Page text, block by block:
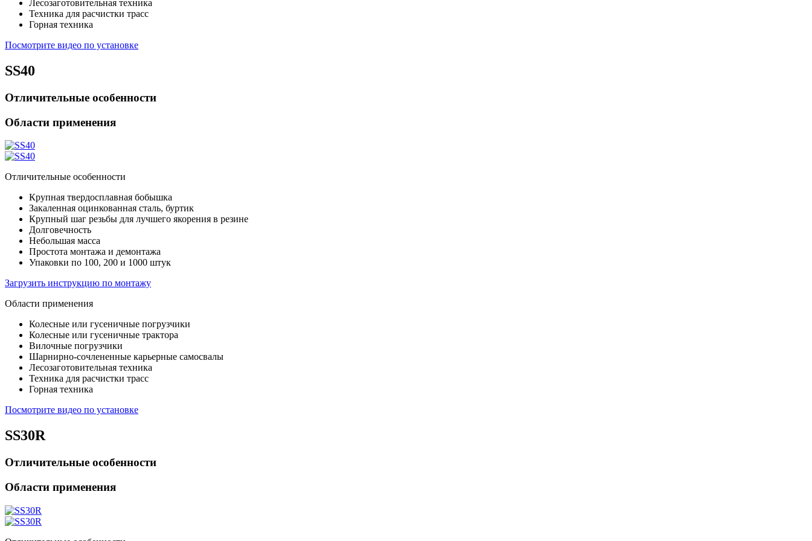
Лесозаготовительная техника
Техника для расчистки трасс
Горная техника
Посмотрите видео по установке
SS40
Отличительные особенности
Области применения
Отличительные особенности
Крупная твердосплавная бобышка
Закаленная оцинкованная сталь, буртик
Крупный шаг резьбы для лучшего якорения в резине
Долговечность
Небольшая масса
Простота монтажа и демонтажа
Упаковки по 100, 200 и 1000 штук
Загрузить инструкцию по монтажу
Области применения
Колесные или гусеничные погрузчики
Колесные или гусеничные трактора
Вилочные погрузчики
Шарнирно-сочлененные карьерные самосвалы
Лесозаготовительная техника
Техника для расчистки трасс
Горная техника
Посмотрите видео по установке
SS30R
Отличительные особенности
Области применения